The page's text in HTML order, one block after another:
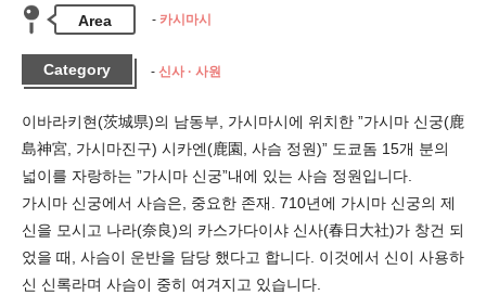
Area 카시마시
Category 신사 · 사원
이바라키현(茨城県)의 남동부, 가시마시에 위치한 ”가시마 신궁(鹿
島神宮, 가시마진구) 시카엔(鹿園, 사슴 정원)” 도쿄돔 15개 분의
넓이를 자랑하는 ”가시마 신궁”내에 있는 사슴 정원입니다.
가시마 신궁에서 사슴은, 중요한 존재. 710년에 가시마 신궁의 제
신을 모시고 나라(奈良)의 카스가다이샤 신사(春日大社)가 창건 되
었을 때, 사슴이 운반을 담당 했다고 합니다. 이것에서 신이 사용하
신 신록라며 사슴이 중히 여겨지고 있습니다.